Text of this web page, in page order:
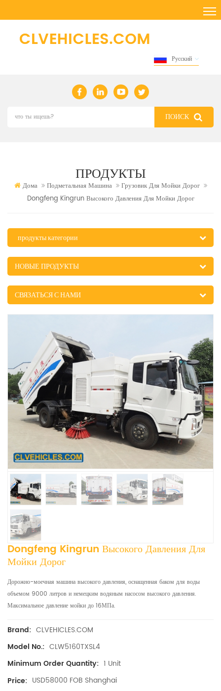
Русский
ПРОДУКТЫ
Дома Подметальная Машина
Грузовик Для Мойки Дорог
Dongfeng Kingrun Высокого Давления Для Мойки Дорог
продукты категории
НОВЫЕ ПРОДУКТЫ
СВЯЗАТЬСЯ С НАМИ
Dongfeng Kingrun Высокого Давления Для
Мойки Дорог
Дорожно-моечная машина высокого давления, оснащенная баком для воды
объемом 9000 литров и немецким водяным насосом высокого давления.
Максимальное давление мойки до 16МПа.
Brand: CLVEHICLES.COM
Model No.: CLW5160TXSL4
Minimum Order Quantity: 1 Unit
Price: USD58000 FOB Shanghai